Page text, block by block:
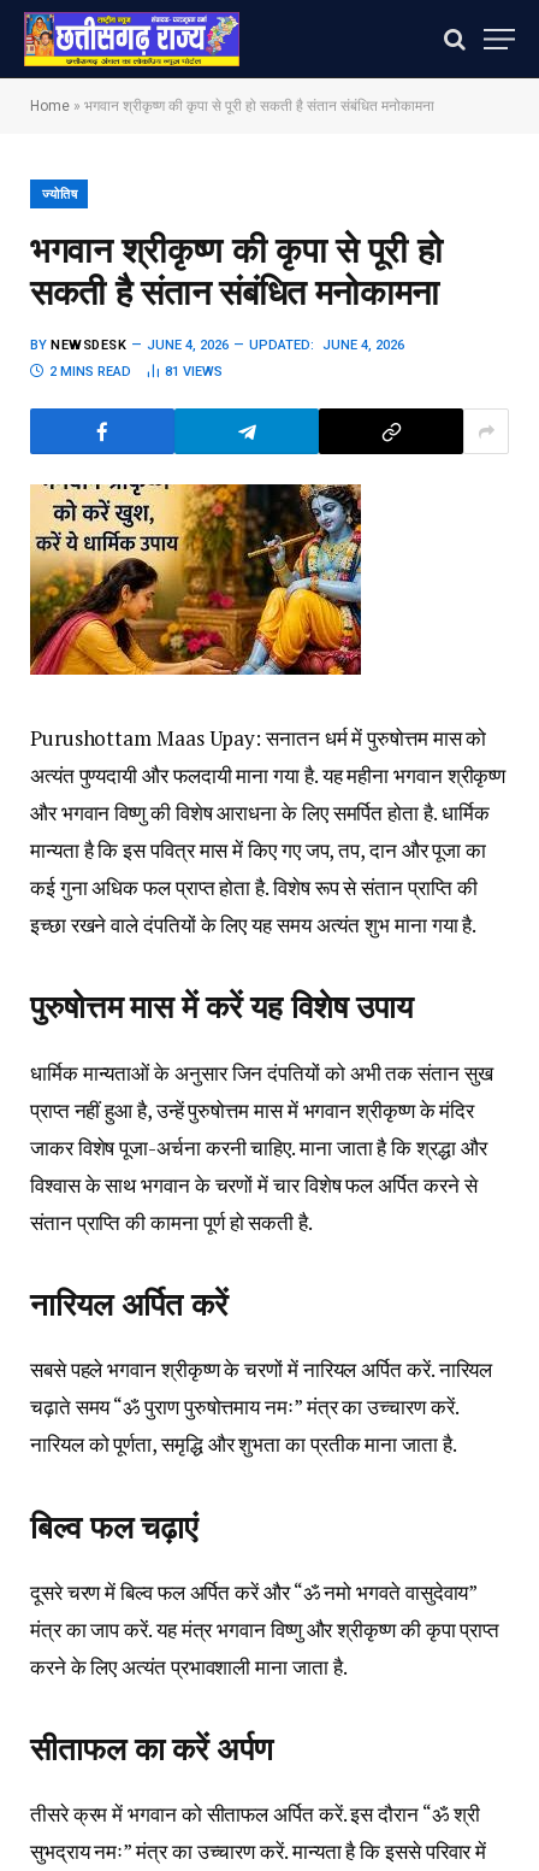
Home » भगवान श्रीकृष्ण की कृपा से पूरी हो सकती है संतान संबंधित मनोकामना
ज्योतिष
भगवान श्रीकृष्ण की कृपा से पूरी हो
सकती है संतान संबंधित मनोकामना
BY NEWSDESK JUNE 4, 2026 UPDATED:
JUNE 4, 2026
2 MINS READ
81 VIEWS
Purushottam Maas Upay: सनातन धर्म में पुरुषोत्तम मास को
अत्यंत पुण्यदायी और फलदायी माना गया है. यह महीना भगवान श्रीकृष्ण
और भगवान विष्णु की विशेष आराधना के लिए समर्पित होता है. धार्मिक
मान्यता है कि इस पवित्र मास में किए गए जप, तप, दान और पूजा का
कई गुना अधिक फल प्राप्त होता है. विशेष रूप से संतान प्राप्ति की
इच्छा रखने वाले दंपतियों के लिए यह समय अत्यंत शुभ माना गया है.
पुरुषोत्तम मास में करें यह विशेष उपाय
धार्मिक मान्यताओं के अनुसार जिन दंपतियों को अभी तक संतान सुख
प्राप्त नहीं हुआ है, उन्हें पुरुषोत्तम मास में भगवान श्रीकृष्ण के मंदिर
जाकर विशेष पूजा-अर्चना करनी चाहिए. माना जाता है कि श्रद्धा और
विश्वास के साथ भगवान के चरणों में चार विशेष फल अर्पित करने से
संतान प्राप्ति की कामना पूर्ण हो सकती है.
नारियल अर्पित करें
सबसे पहले भगवान श्रीकृष्ण के चरणों में नारियल अर्पित करें. नारियल
चढ़ाते समय “ॐ पुराण पुरुषोत्तमाय नमः” मंत्र का उच्चारण करें.
नारियल को पूर्णता, समृद्धि और शुभता का प्रतीक माना जाता है.
बिल्व फल चढ़ाएं
दूसरे चरण में बिल्व फल अर्पित करें और “ॐ नमो भगवते वासुदेवाय”
मंत्र का जाप करें. यह मंत्र भगवान विष्णु और श्रीकृष्ण की कृपा प्राप्त
करने के लिए अत्यंत प्रभावशाली माना जाता है.
सीताफल का करें अर्पण
तीसरे क्रम में भगवान को सीताफल अर्पित करें. इस दौरान “ॐ श्री
सुभद्राय नमः” मंत्र का उच्चारण करें. मान्यता है कि इससे परिवार में